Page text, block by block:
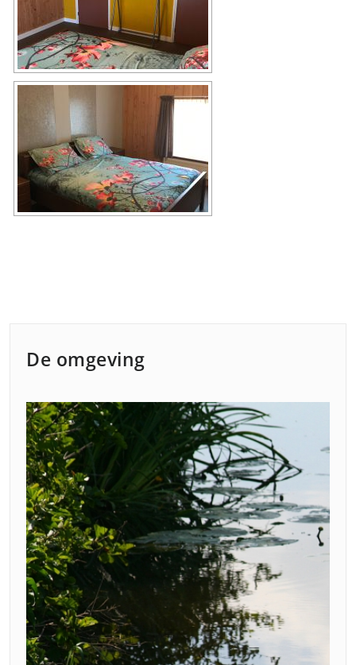
De omgeving